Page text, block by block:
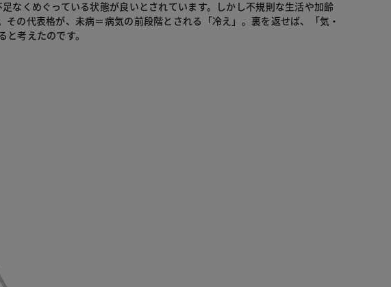
なくめぐっている状態が良いとされています。しかし不規則な生活や加齢
の代表格が、未病＝病気の前段階とされる「冷え」。裏を返せば、「気・
考えたのです。